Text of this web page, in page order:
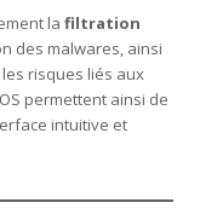
lafiltration
des malwares, ainsi
risques liés aux
permettent ainsi de
intuitive et